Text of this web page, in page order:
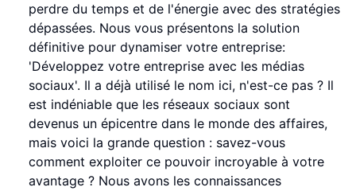
perdre du temps et de l'énergie avec des stratégies
dépassées. Nous vous présentons la solution
définitive pour dynamiser votre entreprise:
'Développez votre entreprise avec les médias
sociaux'. Il a déjà utilisé le nom ici, n'est-ce pas ? Il
est indéniable que les réseaux sociaux sont
devenus un épicentre dans le monde des affaires,
mais voici la grande question : savez-vous
comment exploiter ce pouvoir incroyable à votre
avantage ? Nous avons les connaissances